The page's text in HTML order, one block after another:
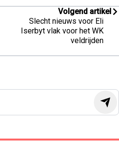
Volgend artikel
Slecht nieuws voor Eli
Iserbyt vlak voor het WK
veldrijden